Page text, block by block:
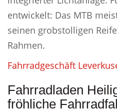
entwickelt: Das MTB
seinen grobstolligen
Rahmen.
Fahrradgeschäft
Fahrradladen
fröhliche